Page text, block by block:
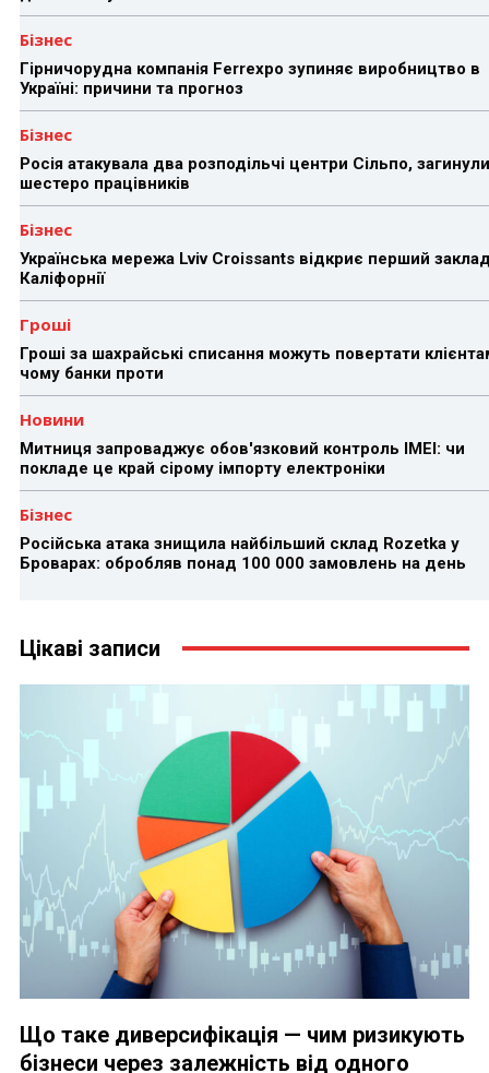
Бізнес
Гірничорудна компанія Ferrexpo зупиняє виробництво в
Україні: причини та прогноз
Бізнес
Росія атакувала два розподільчі центри Сільпо, загинули
шестеро працівників
Бізнес
Українська мережа Lviv Croissants відкриє перший
Каліфорнії
Гроші
Гроші за шахрайські списання можуть повертати
чому банки проти
Новини
Митниця запроваджує обов'язковий контроль IMEI: чи
покладе це край сірому імпорту електроніки
Бізнес
Російська атака знищила найбільший склад Rozetka у
Броварах: обробляв понад 100 000 замовлень на день
Цікаві записи
Що таке диверсифікація — чим ризикують
бізнеси через залежність від одного